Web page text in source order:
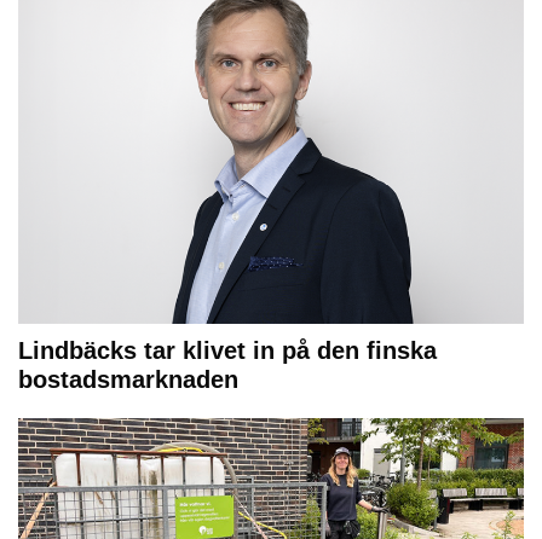
Lindbäcks tar klivet in på den finska
bostadsmarknaden